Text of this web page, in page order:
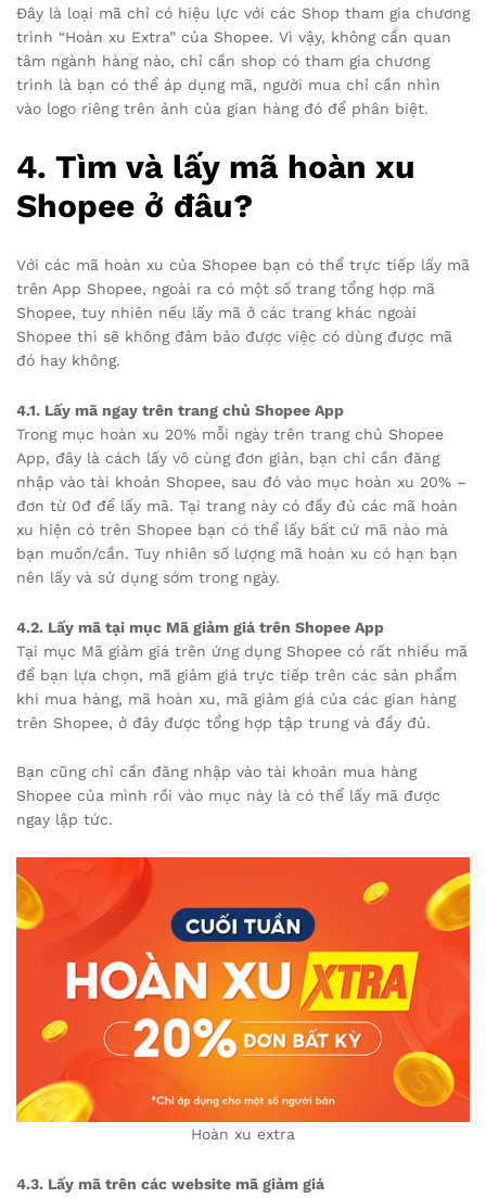
Đây là loại mã chỉ có hiệu lực với các Shop tham gia chương
trình “Hoàn xu Extra” của Shopee. Vì vậy, không cần quan
tâm ngành hàng nào, chỉ cần shop có tham gia chương
trình là bạn có thể áp dụng mã, người mua chỉ cần nhìn
vào logo riêng trên ảnh của gian hàng đó để phân biệt.
4. Tìm và lấy mã hoàn xu
Shopee ở đâu?
Với các mã hoàn xu của Shopee bạn có thể trực tiếp lấy mã
trên App Shopee, ngoài ra có một số trang tổng hợp mã
Shopee, tuy nhiên nếu lấy mã ở các trang khác ngoài
Shopee thì sẽ không đảm bảo được việc có dùng được mã
đó hay không.
4.1. Lấy mã ngay trên trang chủ Shopee App
Trong mục hoàn xu 20% mỗi ngày trên trang chủ Shopee
App, đây là cách lấy vô cùng đơn giản, bạn chỉ cần đăng
nhập vào tài khoản Shopee, sau đó vào mục hoàn xu 20% –
đơn từ 0đ để lấy mã. Tại trang này có đầy đủ các mã hoàn
xu hiện có trên Shopee bạn có thể lấy bất cứ mã nào mà
bạn muốn/cần. Tuy nhiên số lượng mã hoàn xu có hạn bạn
nên lấy và sử dụng sớm trong ngày.
4.2. Lấy mã tại mục Mã giảm giá trên Shopee App
Tại mục Mã giảm giá trên ứng dụng Shopee có rất nhiều mã
để bạn lựa chọn, mã giảm giá trực tiếp trên các sản phẩm
khi mua hàng, mã hoàn xu, mã giảm giá của các gian hàng
trên Shopee, ở đây được tổng hợp tập trung và đầy đủ.
Bạn cũng chỉ cần đăng nhập vào tài khoản mua hàng
Shopee của mình rồi vào mục này là có thể lấy mã được
ngay lập tức.
Hoàn xu extra
4.3. Lấy mã trên các website mã giảm giá